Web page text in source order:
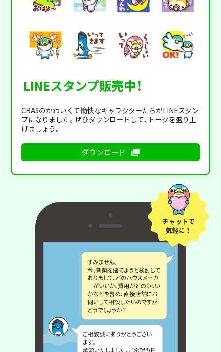
LINEスタンプ販売中！
CRASのかわいくて愉快なキャラクターたちがLINEスタン
プになりました。ぜひダウンロードして、トークを盛り上
げましょう。
ダウンロード